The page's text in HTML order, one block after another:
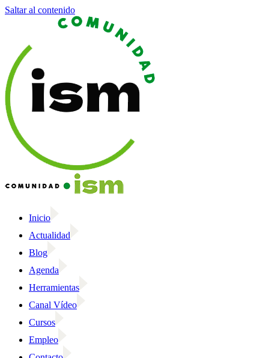
Saltar al contenido
Inicio
Actualidad
Blog
Agenda
Herramientas
Canal Vídeo
Cursos
Empleo